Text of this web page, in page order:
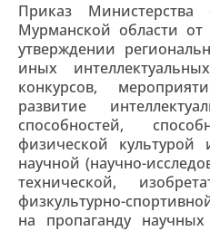
Приказ
Мурманской области
утверждении
иных
конкурсов,
развитие
способностей,
физической
научной (научно-
технической,
физкультурно-
на пропаганду